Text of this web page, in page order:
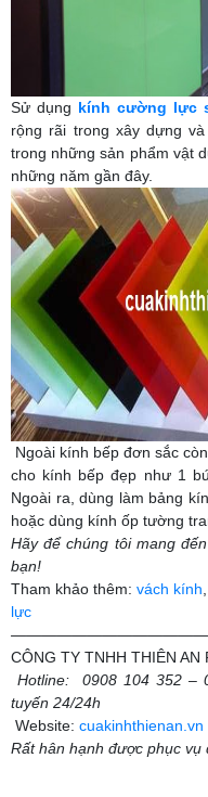
Sử dụng kính cường lực
rộng rãi trong xây dựng
trong những sản phẩm vật
những năm gần đây.
Ngoài kính bếp đơn sắc
cho kính bếp đẹp như 1
Ngoài ra, dùng làm bảng
hoặc dùng kính ốp tường
Hãy để chúng tôi mang
bạn!
Tham khảo thêm:vách kính
lực
CÔNG TY TNHH THIÊN
Hotline: 0908 104 352 –
tuyến 24/24h
Website: cuakinhthienan.vn
Rất hân hạnh được phục vụ